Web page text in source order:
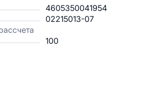
4605350041954
02215013-07
100